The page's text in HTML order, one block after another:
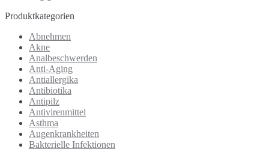
Produktkategorien
Abnehmen
Akne
Analbeschwerden
Anti-Aging
Antiallergika
Antibiotika
Antipilz
Antivirenmittel
Asthma
Augenkrankheiten
Bakterielle Infektionen